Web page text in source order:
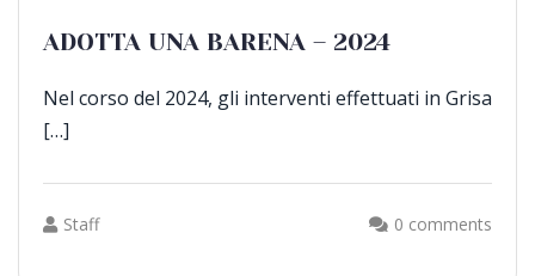
ADOTTA UNA BARENA – 2024
Nel corso del 2024, gli interventi effettuati in Grisa
[…]
Staff 0 comments